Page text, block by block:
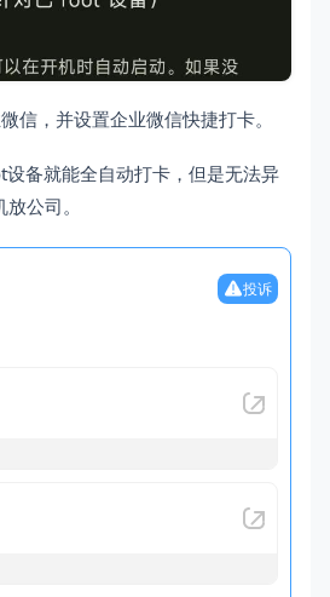
信，并设置企业微信快捷打卡。
备就能全自动打卡，但是无法异
公司。
投诉